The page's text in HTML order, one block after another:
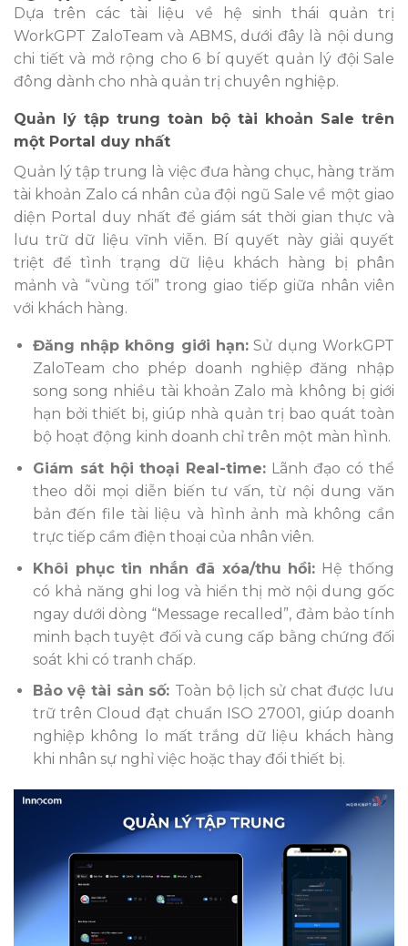
Dựa trên các tài liệu về hệ sinh thái quản trị
WorkGPT ZaloTeam và ABMS, dưới đây là nội dung
chi tiết và mở rộng cho 6 bí quyết quản lý đội Sale
đông dành cho nhà quản trị chuyên nghiệp.
Quản lý tập trung toàn bộ tài khoản Sale trên
một Portal duy nhất
Quản lý tập trung là việc đưa hàng chục, hàng trăm
tài khoản Zalo cá nhân của đội ngũ Sale về một giao
diện Portal duy nhất để giám sát thời gian thực và
lưu trữ dữ liệu vĩnh viễn. Bí quyết này giải quyết
triệt để tình trạng dữ liệu khách hàng bị phân
mảnh và “vùng tối” trong giao tiếp giữa nhân viên
với khách hàng.
Đăng nhập không giới hạn: Sử dụng WorkGPT
ZaloTeam cho phép doanh nghiệp đăng nhập
song song nhiều tài khoản Zalo mà không bị giới
hạn bởi thiết bị, giúp nhà quản trị bao quát toàn
bộ hoạt động kinh doanh chỉ trên một màn hình.
Giám sát hội thoại Real-time: Lãnh đạo có thể
theo dõi mọi diễn biến tư vấn, từ nội dung văn
bản đến file tài liệu và hình ảnh mà không cần
trực tiếp cầm điện thoại của nhân viên.
Khôi phục tin nhắn đã xóa/thu hồi: Hệ thống
có khả năng ghi log và hiển thị mờ nội dung gốc
ngay dưới dòng “Message recalled”, đảm bảo tính
minh bạch tuyệt đối và cung cấp bằng chứng đối
soát khi có tranh chấp.
Bảo vệ tài sản số: Toàn bộ lịch sử chat được lưu
trữ trên Cloud đạt chuẩn ISO 27001, giúp doanh
nghiệp không lo mất trắng dữ liệu khách hàng
khi nhân sự nghỉ việc hoặc thay đổi thiết bị.